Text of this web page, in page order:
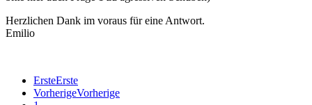
Herzlichen Dank im voraus für eine Antwort.
Emilio
ErsteErste
VorherigeVorherige